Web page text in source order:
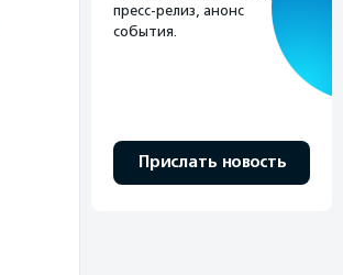
пресс-релиз, анонс
события.
Прислать новость